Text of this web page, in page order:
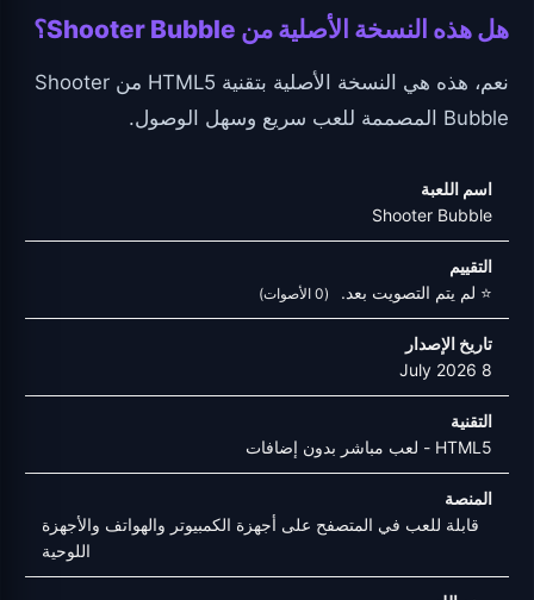
هل هذه النسخة الأصلية من Shooter Bubble؟
نعم، هذه هي النسخة الأصلية بتقنية HTML5 من Shooter
Bubble المصممة للعب سريع وسهل الوصول.
اسم اللعبة
Shooter Bubble
التقييم
⭐ لم يتم التصويت بعد.
(0 الأصوات)
تاريخ الإصدار
8 July 2026
التقنية
HTML5 - لعب مباشر بدون إضافات
المنصة
قابلة للعب في المتصفح على أجهزة الكمبيوتر والهواتف والأجهزة
اللوحية